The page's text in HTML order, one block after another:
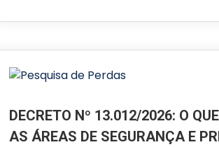
DECRETO Nº 13.012/2026: O
AS ÁREAS DE SEGURANÇA E